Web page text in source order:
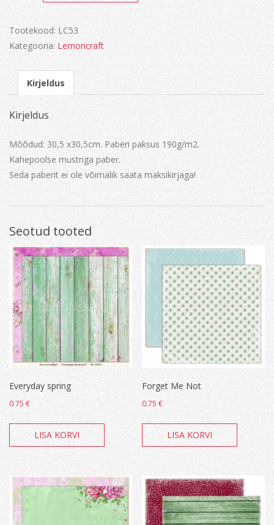
Tootekood: LC53
Kategooria: Lemoncraft
Kirjeldus
Kirjeldus
Mõõdud: 30,5 x30,5cm. Paberi paksus 190g/m2.
Kahepoolse mustriga paber.
Seda paberit ei ole võimalik saata maksikirjaga!
Seotud tooted
Everyday spring
0.75 €
LISA KORVI
Forget Me Not
0.75€
LISA KORVI